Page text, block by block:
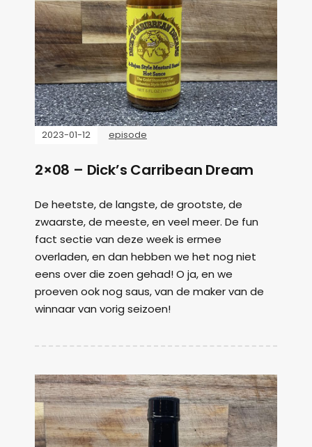
2023-01-12 episode
2×08 – Dick’s Carribean Dream
De heetste, de langste, de grootste, de
zwaarste, de meeste, en veel meer. De fun
fact sectie van deze week is ermee
overladen, en dan hebben we het nog niet
eens over die zoen gehad! O ja, en we
proeven ook nog saus, van de maker van de
winnaar van vorig seizoen!